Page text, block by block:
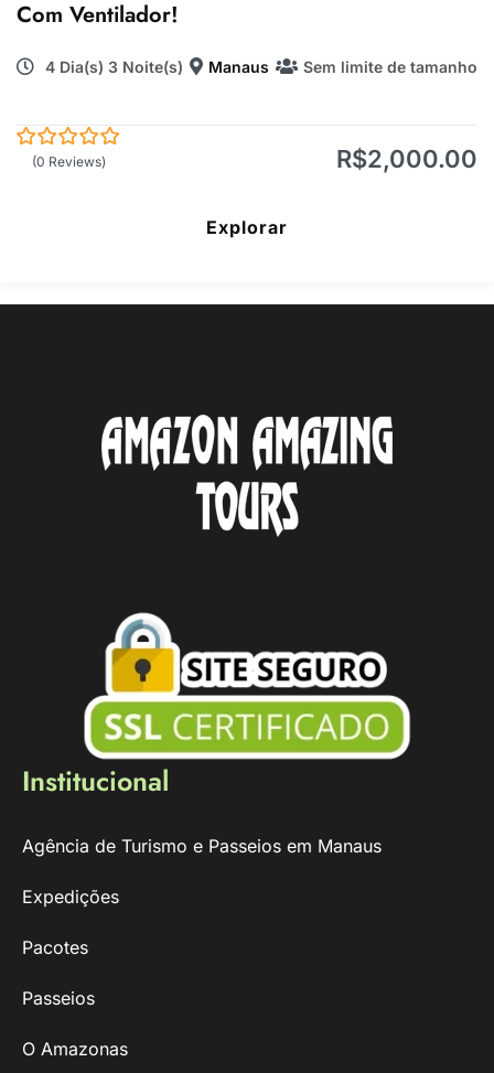
Com Ventilador!
4 Dia(s) 3 Noite(s) Manaus Sem limite de tamanho
R$2,000.00
(0 Reviews)
Explorar
Institucional
Agência de Turismo e Passeios em Manaus
Expedições
Pacotes
Passeios
O Amazonas